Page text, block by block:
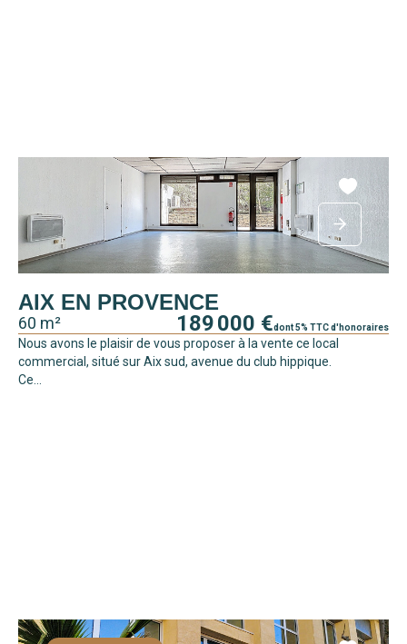
AIX EN PROVENCE
60 m² 189 000 €dont 5% TTC d'honoraires
Nous avons le plaisir de vous proposer à la vente ce local
commercial, situé sur Aix sud, avenue du club hippique.
Ce...